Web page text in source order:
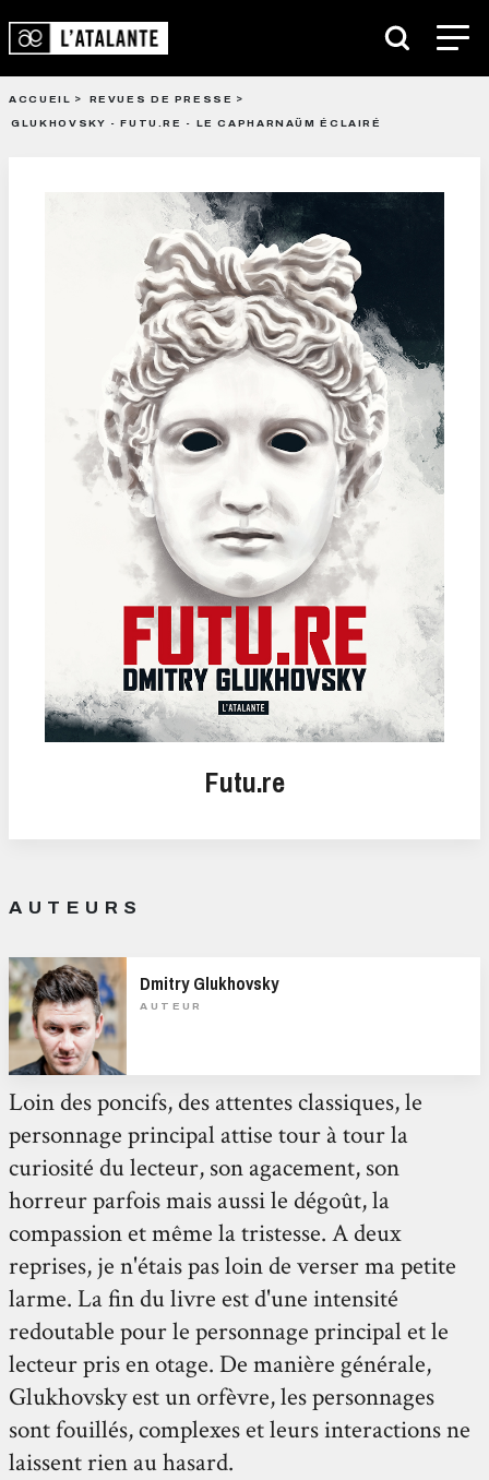
ACCUEIL
REVUES DE PRESSE
GLUKHOVSKY - FUTU.RE - LE CAPHARNAÜM ÉCLAIRÉ
Futu.re
AUTEURS
Dmitry Glukhovsky
AUTEUR
Loin des poncifs, des attentes classiques, le
personnage principal attise tour à tour la
curiosité du lecteur, son agacement, son
horreur parfois mais aussi le dégoût, la
compassion et même la tristesse. A deux
reprises, je n'étais pas loin de verser ma petite
larme. La fin du livre est d'une intensité
redoutable pour le personnage principal et le
lecteur pris en otage. De manière générale,
Glukhovsky est un orfèvre, les personnages
sont fouillés, complexes et leurs interactions ne
laissent rien au hasard.